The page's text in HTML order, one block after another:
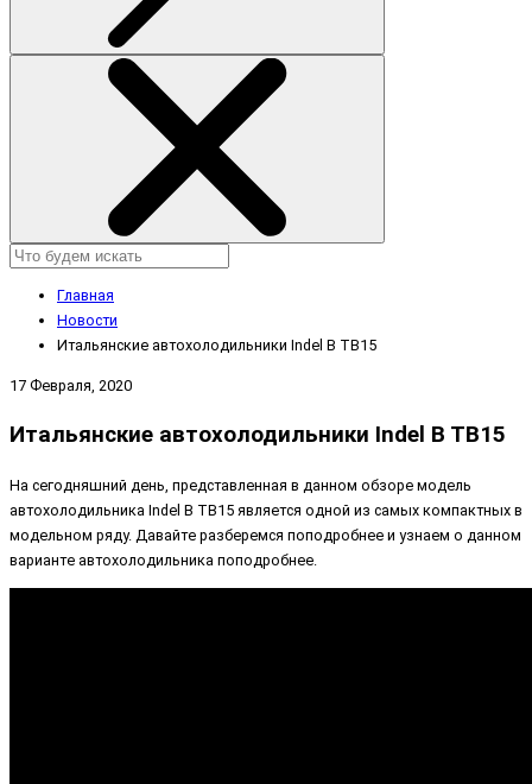
Главная
Новости
Итальянские автохолодильники Indel B TB15
17 Февраля, 2020
Итальянские автохолодильники Indel B TB15
На сегодняшний день, представленная в данном обзоре модель
автохолодильника Indel B TB15 является одной из самых компактных в
модельном ряду. Давайте разберемся поподробнее и узнаем о данном
варианте автохолодильника поподробнее.